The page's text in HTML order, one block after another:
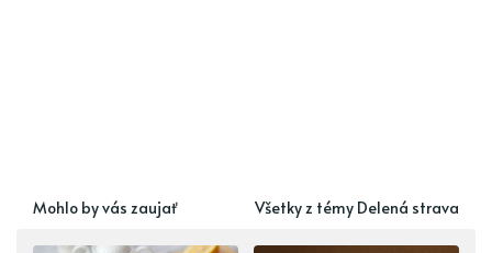
Mohlo by vás zaujať Všetky z témy Delená strava